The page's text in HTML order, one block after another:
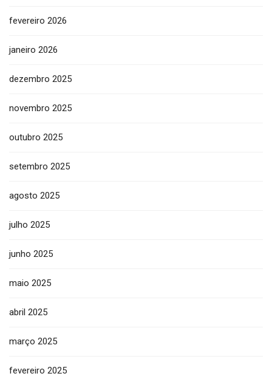
fevereiro 2026
janeiro 2026
dezembro 2025
novembro 2025
outubro 2025
setembro 2025
agosto 2025
julho 2025
junho 2025
maio 2025
abril 2025
março 2025
fevereiro 2025